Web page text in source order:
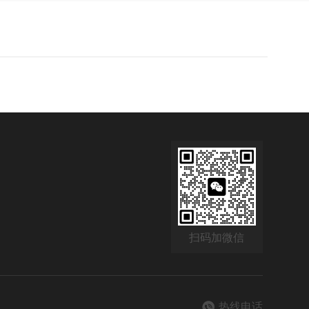
扫码加微信
热线电话